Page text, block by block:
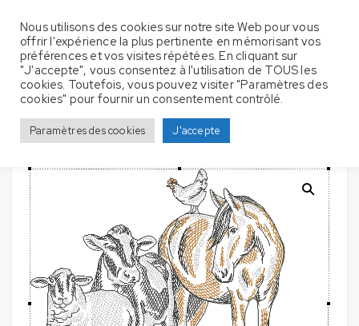
Accueil Serviette de bain Groupes d'animaux
Serviettes
de bain avec broderie – Groupes d’animaux / Ferme
Nous utilisons des cookies sur notre site Web pour vous
offrir l'expérience la plus pertinente en mémorisant vos
préférences et vos visites répétées. En cliquant sur
"J'accepte", vous consentez à l'utilisation de TOUS les
cookies. Toutefois, vous pouvez visiter "Paramètres des
cookies" pour fournir un consentement contrôlé.
Paramètres des cookies J'accepte